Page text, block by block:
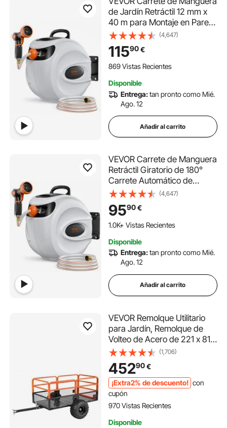
de Jardín Retráctil 12 mm x
40 m para Montaje en Pared
con Boquilla de 9 Patrones,
Sistema de Rebobinado
Automático y Retorno Lento,
y Soporte Giratorio de 180°
(4,647)
11590€
869 Vistas Recientes
Disponible
Entrega:tan pronto como Mié.
Ago. 12
Añadir al carrito
VEVOR Carrete de Manguera
Retráctil Giratorio de 180°
Carrete Automático de
Manguera Montado en Pared
Manguera Enrollable
Automática 35 m x 12 mm
para Regar Césped Jardín,
(4,647)
9590€
1.0K+ Vistas Recientes
Disponible
Entrega:tan pronto como Mié.
Ago. 12
Añadir al carrito
VEVOR Remolque Utilitario
para Jardín, Remolque de
Volteo de Acero de 221 x 81 x
94 cm con Panel Trasero
Extraíble, Carro de Jardín
Resistente para
Cortacésped, Tractor, Carga
de 800,59 kg
(1,706)
45290€
¡Extra2% de descuento! con
cupón
970 Vistas Recientes
Disponible